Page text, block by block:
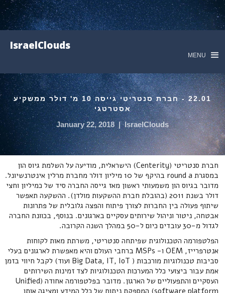
IsraelClouds
MENU
22.01 - חברת סנטריטי גייסה 10 מ' דולר ממשקיע
אסטרטגי
IsraelClouds
|
January 22, 2018
חברת סנטריטי (Centerity) הישראלית, מודיעה על השלמת גיוס הון
במסגרת round a בהיקף של 10 מיליון דולר מחברת מרלין אינטרנשיונל.
מדובר בגיוס הון משמעותי ראשון מאז גייסה החברה סיד של כמיליון וחצי
דולר בשנת 2011 (בהובלת חברת ההשקעות מולדן). ההשקעה תאפשר
שיתוף פעולה בין החברות לצורך פיתוח והפצה גלובלית של פתרונות
אבטחה, ניטור וניהול שירותים עסקיים בארגונים. בנוסף, בכוונת החברה
לגדול מ-30 עובדים כיום ל-50 במהלך השנה הקרובה.
הפלטפורמה הטכנולוגית שפיתחה סנטריטי, משרתת מאות לקוחות
אנטרפרייז, OEM ו- MSPs ברחבי העולם והיא מאפשרת לארגונים בעלי
סביבות טכנולוגיות מורכבות ( Big Data, IT, IoT ועוד) לקבל חיווי בזמן
אמת עבור ביצועי כלל המערכות הטכנולוגיות לצד זמינות השירותים
העסקיים והתפעוליים של הארגון. מדובר בפלטפורמה אחודה (Unified
software platform) המספקת ניתוח של כלל המידע ומציגה אותו